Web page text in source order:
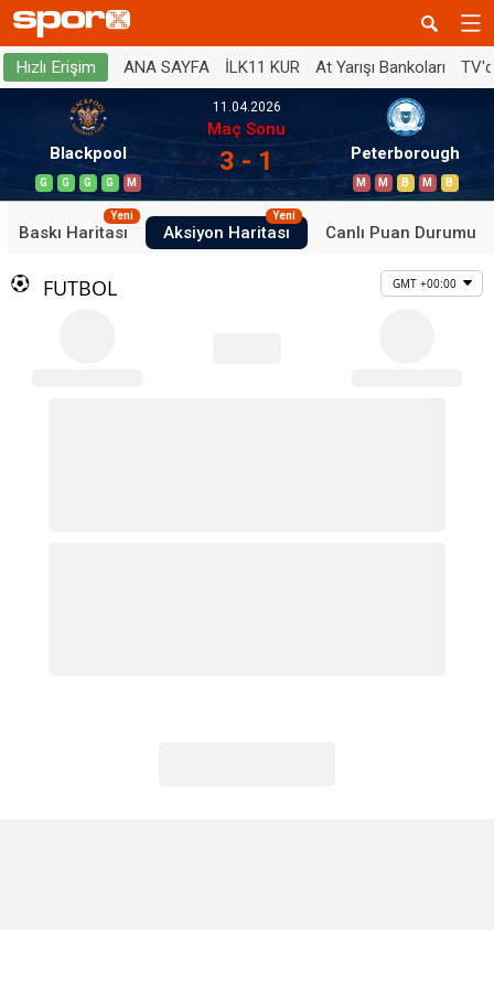
Hızlı Erişim ANA SAYFA İLK11 KUR At Yarışı Bankoları
Blackpool
G G G G M
11.04.2026
Maç Sonu
3 - 1 Peterborough
M M B M B
Baskı Haritası
Yeni
Aksiyon Haritası
Yeni
Canlı Puan Durumu
FUTBOL GMT +00:00